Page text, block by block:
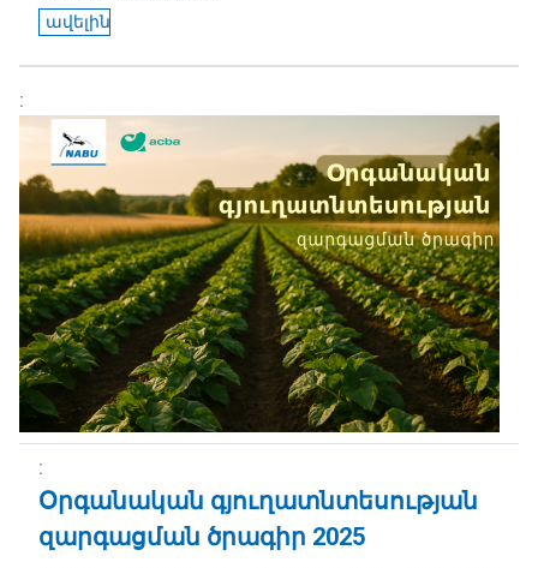
ավելին
Օրգանական գյուղատնտեսության
զարգացման ծրագիր 2025